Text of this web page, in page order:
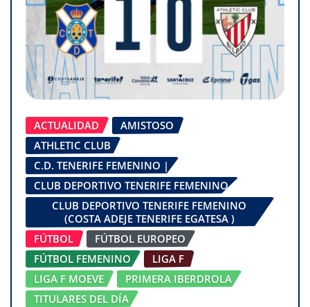
ACTUALIDAD
AMISTOSO
ATHLETIC CLUB
C.D. TENERIFE FEMENINO |
CLUB DEPORTIVO TENERIFE FEMENINO
CLUB DEPORTIVO TENERIFE FEMENINO
(COSTA ADEJE TENERIFE EGATESA )
FÚTBOL
FÚTBOL EUROPEO
FÚTBOL FEMENINO
LIGA F
LIGA F MOEVE
PRIMERA IBERDROLA
TITULARES DEL DÍA